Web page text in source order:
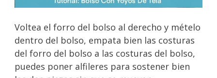
Voltea el forro del bolso al derecho y mételo
dentro del bolso, empata bien las costuras
del forro del bolso a las costuras del bolso,
puedes poner alfileres para sostener bien